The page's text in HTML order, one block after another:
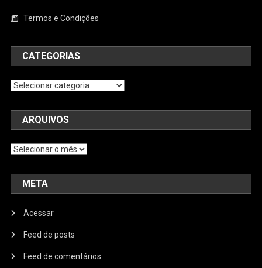
Termos e Condições
CATEGORIAS
Categorias
ARQUIVOS
Arquivos
META
Acessar
Feed de posts
Feed de comentários